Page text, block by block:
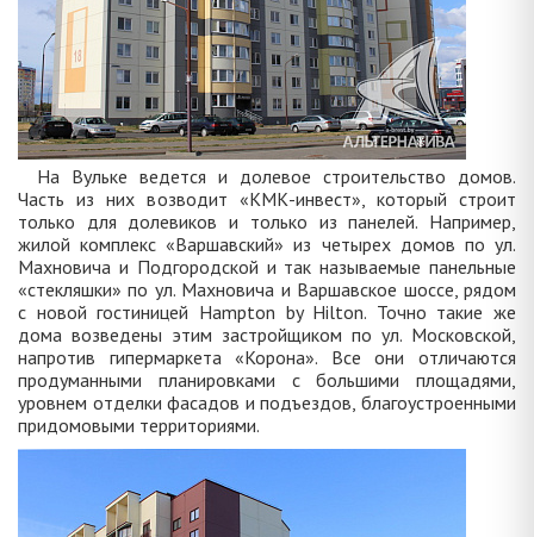
На Вульке ведется и долевое строительство домов.
Часть из них возводит «КМК-инвест», который строит
только для долевиков и только из панелей. Например,
жилой комплекс «Варшавский» из четырех домов по ул.
Махновича и Подгородской и так называемые панельные
«стекляшки» по ул. Махновича и Варшавское шоссе, рядом
с новой гостиницей Hampton by Hilton. Точно такие же
дома возведены этим застройщиком по ул. Московской,
напротив гипермаркета «Корона». Все они отличаются
продуманными планировками с большими площадями,
уровнем отделки фасадов и подъездов, благоустроенными
придомовыми территориями.